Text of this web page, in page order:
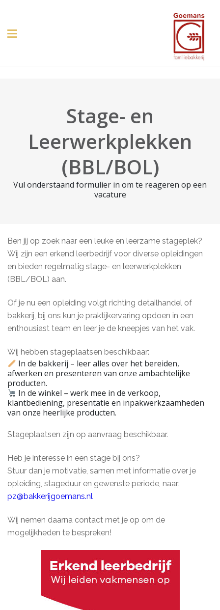
Stage- en
Leerwerkplekken
(BBL/BOL)
Vul onderstaand formulier in om te reageren op een
vacature
Ben jij op zoek naar een leuke en leerzame stageplek?
Wij zijn een erkend leerbedrijf voor diverse opleidingen
en bieden regelmatig stage- en leerwerkplekken
(BBL/BOL) aan.
Of je nu een opleiding volgt richting detailhandel of
bakkerij, bij ons kun je praktijkervaring opdoen in een
enthousiast team en leer je de kneepjes van het vak.
Wij hebben stageplaatsen beschikbaar:
In de bakkerij – leer alles over het bereiden,
afwerken en presenteren van onze ambachtelijke
producten.
In de winkel – werk mee in de verkoop,
klantbediening, presentatie en inpakwerkzaamheden
van onze heerlijke producten.
Stageplaatsen zijn op aanvraag beschikbaar.
Heb je interesse in een stage bij ons?
Stuur dan je motivatie, samen met informatie over je
opleiding, stageduur en gewenste periode, naar:
pz@bakkerijgoemans.nl
Wij nemen daarna contact met je op om de
mogelijkheden te bespreken!